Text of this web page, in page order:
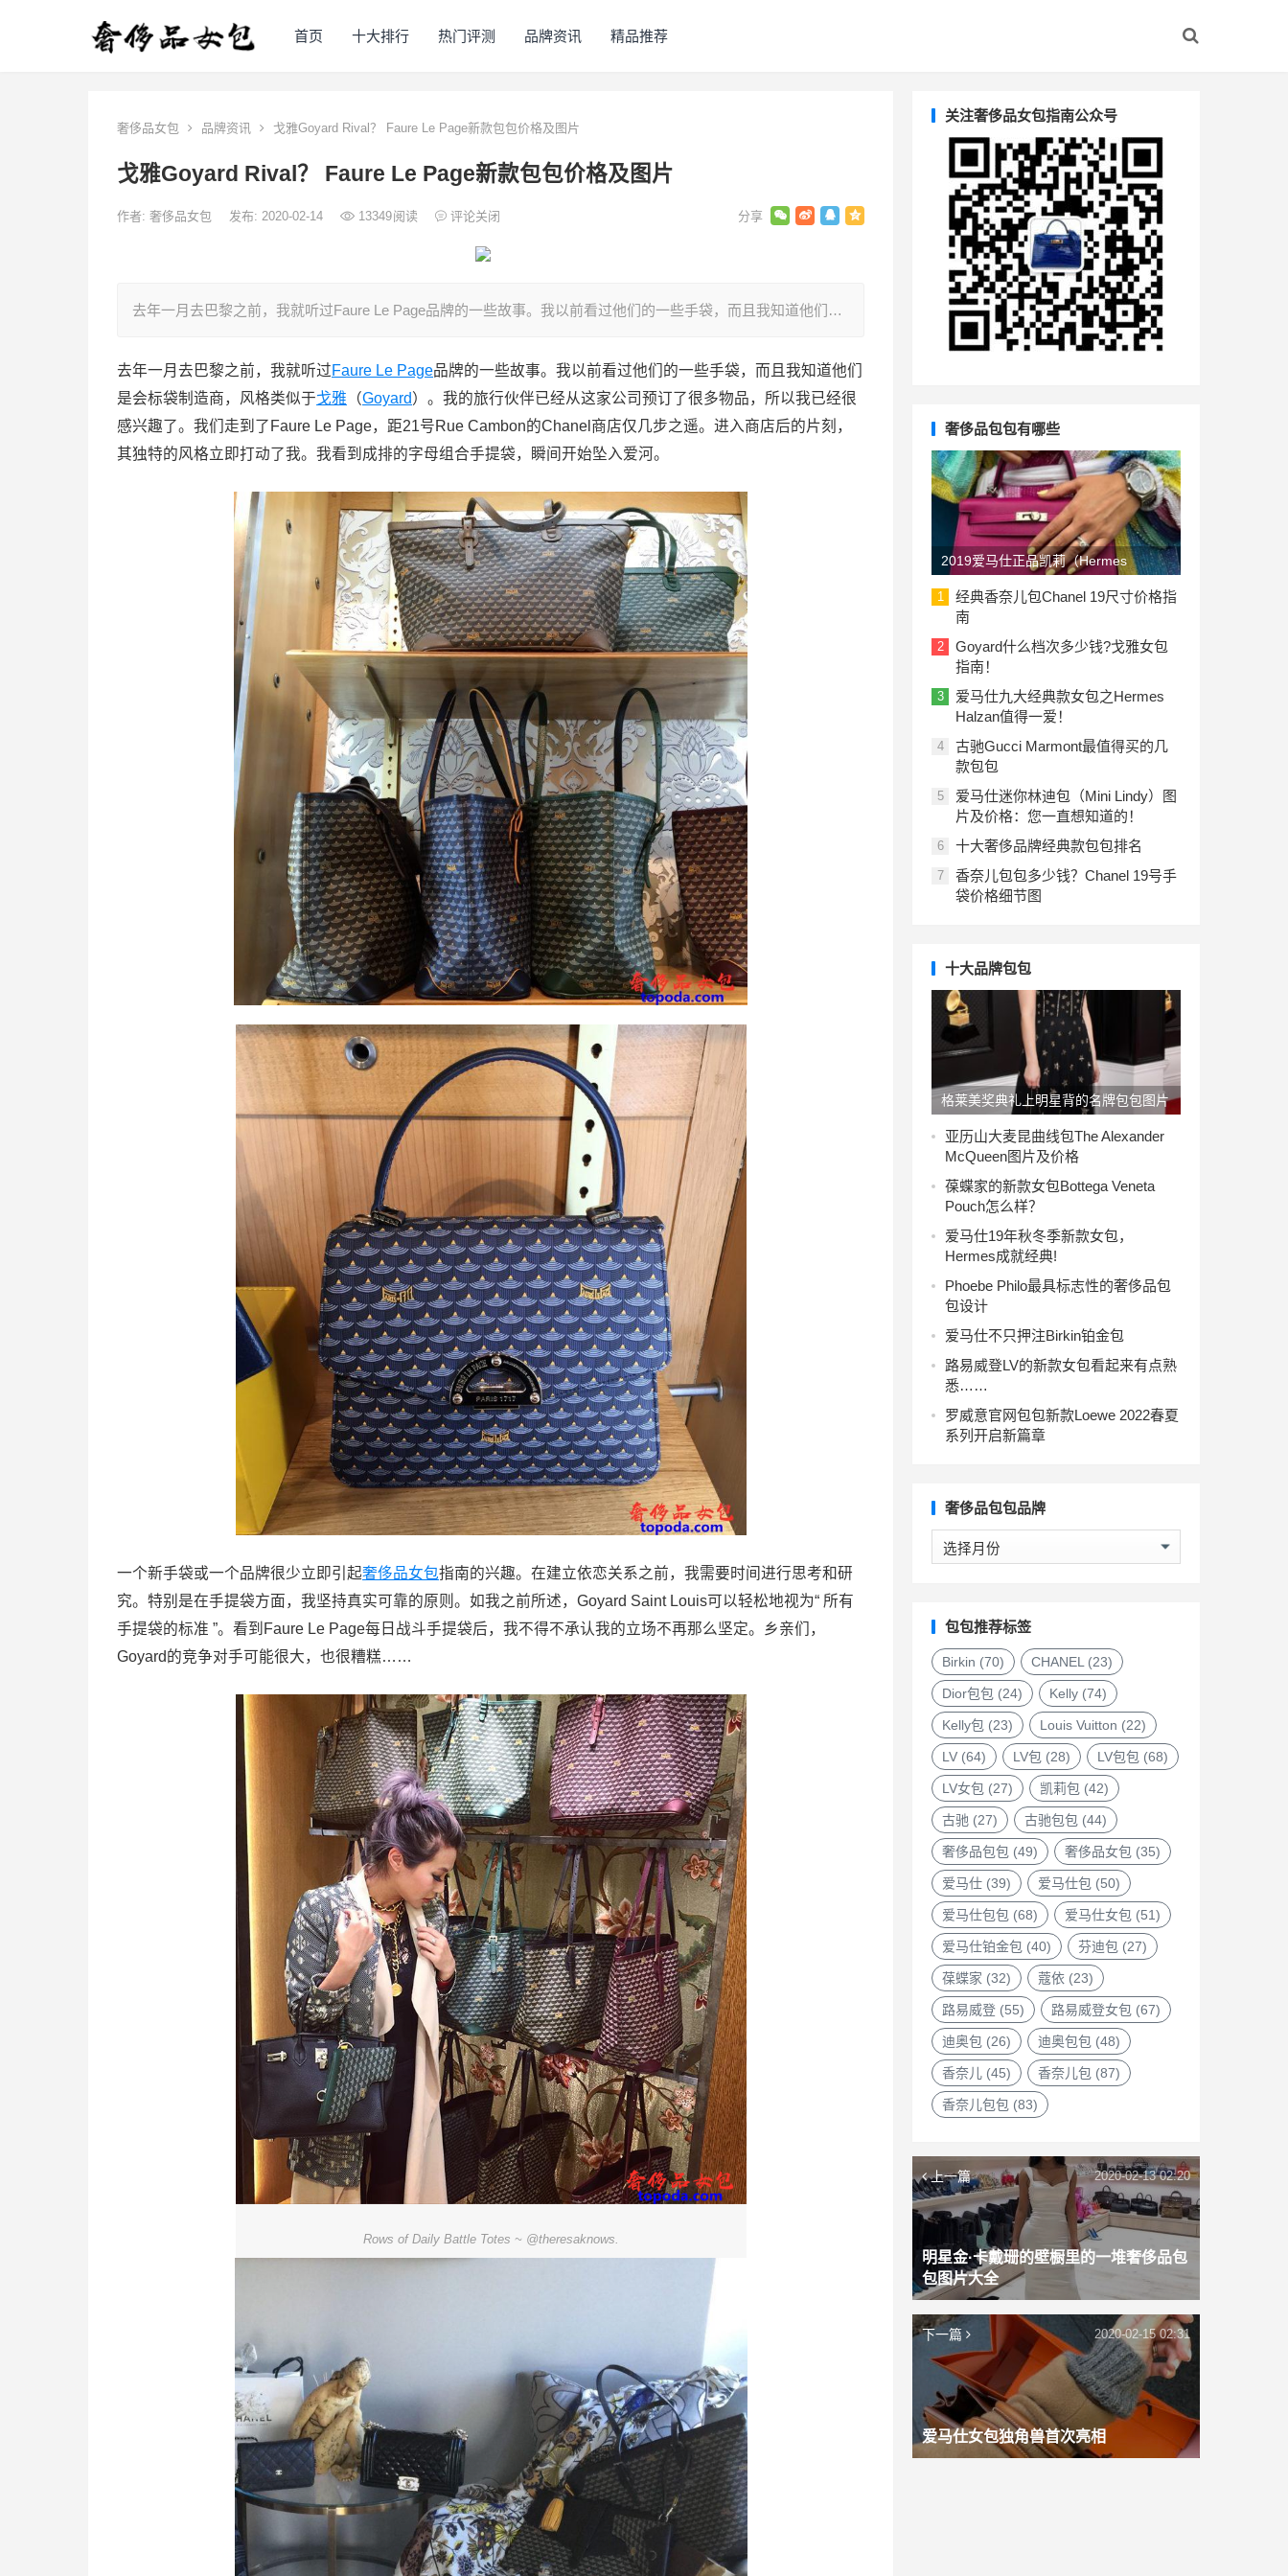
首页 十大排行 热门评测 品牌资讯 精品推荐
奢侈品女包 品牌资讯 戈雅Goyard Rival？ Faure Le Page新款包包价格及图片
戈雅Goyard Rival？ Faure Le Page新款包包价格及图片
作者: 奢侈品女包 发布: 2020-02-14 13349阅读 评论关闭
去年一月去巴黎之前，我就听过Faure Le Page品牌的一些故事。我以前看过他们的一些手袋，而且我知道他们…
去年一月去巴黎之前，我就听过Faure Le Page品牌的一些故事。我以前看过他们的一些手袋，而且我知道他们
是会标袋制造商，风格类似于戈雅 （Goyard）。我的旅行伙伴已经从这家公司预订了很多物品，所以我已经很
感兴趣了。我们走到了Faure Le Page，距21号Rue Cambon的Chanel商店仅几步之遥。进入商店后的片刻，
其独特的风格立即打动了我。我看到成排的字母组合手提袋，瞬间开始坠入爱河。
一个新手袋或一个品牌很少立即引起奢侈品女包指南的兴趣。在建立依恋关系之前，我需要时间进行思考和研
究。特别是在手提袋方面，我坚持真实可靠的原则。如我之前所述，Goyard Saint Louis可以轻松地视为“ 所有
手提袋的标准 ”。看到Faure Le Page每日战斗手提袋后，我不得不承认我的立场不再那么坚定。乡亲们，
Goyard的竞争对手可能很大，也很糟糕……
Rows of Daily Battle Totes ~ @theresaknows.
关注奢侈品女包指南公众号
奢侈品包包有哪些
2019爱马仕正品凯莉（Hermes
Kelly）包包价格一览表：美国与欧洲
1
经典香奈儿包Chanel 19尺寸价格指
南
2
Goyard什么档次多少钱?戈雅女包
指南！
3
爱马仕九大经典款女包之Hermes
Halzan值得一爱！
4
古驰Gucci Marmont最值得买的几
款包包
5
爱马仕迷你林迪包（Mini Lindy）图
片及价格：您一直想知道的！
6 十大奢侈品牌经典款包包排名
7
香奈儿包包多少钱？Chanel 19号手
袋价格细节图
十大品牌包包
格莱美奖典礼上明星背的名牌包包图片
亚历山大麦昆曲线包The Alexander
McQueen图片及价格
葆蝶家的新款女包Bottega Veneta
Pouch怎么样？
爱马仕19年秋冬季新款女包，
Hermes成就经典!
Phoebe Philo最具标志性的奢侈品包
包设计
爱马仕不只押注Birkin铂金包
路易威登LV的新款女包看起来有点熟
悉……
罗威意官网包包新款Loewe 2022春夏
系列开启新篇章
奢侈品包包品牌
奢
侈
包
品
牌
包包推荐标签
Birkin (70) CHANEL(23)
Dior包包 (24) Kelly (74)
Kelly包 (23) Louis Vuitton (22)
LV (64) LV包 (28) LV包包 (68)
LV女包 (27) 凯莉包 (42)
古驰 (27) 古驰包包 (44)
奢侈品包包 (49) 奢侈品女包 (35)
爱马仕 (39) 爱马仕包 (50)
爱马仕包包 (68) 爱马仕女包 (51)
爱马仕铂金包 (40) 芬迪包 (27)
葆蝶家 (32) 蔻依 (23)
路易威登 (55) 路易威登女包 (67)
迪奥包 (26) 迪奥包包 (48)
香奈儿 (45) 香奈儿包 (87)
香奈儿包包 (83)
上一篇
明星金·卡戴珊的壁橱里的一堆奢侈品包
包图片大全
2020-02-13 02:20
下一篇
爱马仕女包独角兽首次亮相
2020-02-15 02:31